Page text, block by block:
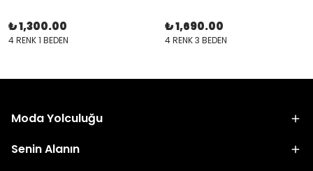
₺ 1,300.00
4 RENK 1 BEDEN
₺ 1,690.00
4 RENK 3 BEDEN
Moda Yolculuğu
Senin Alanın